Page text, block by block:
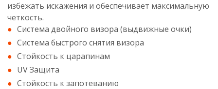
избежать искажения и обеспечивает максимальную
четкость.
Система двойного визора (выдвижные очки)
Система быстрого снятия визора
Стойкость к царапинам
UV Защита
Стойкость к запотеванию